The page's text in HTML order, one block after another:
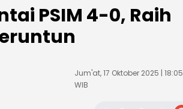
PSIM 4-0, Raih
Jum'at, 17 Oktober 2025 | 18:05
WIB